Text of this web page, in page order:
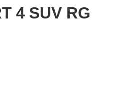
4 SUV RG